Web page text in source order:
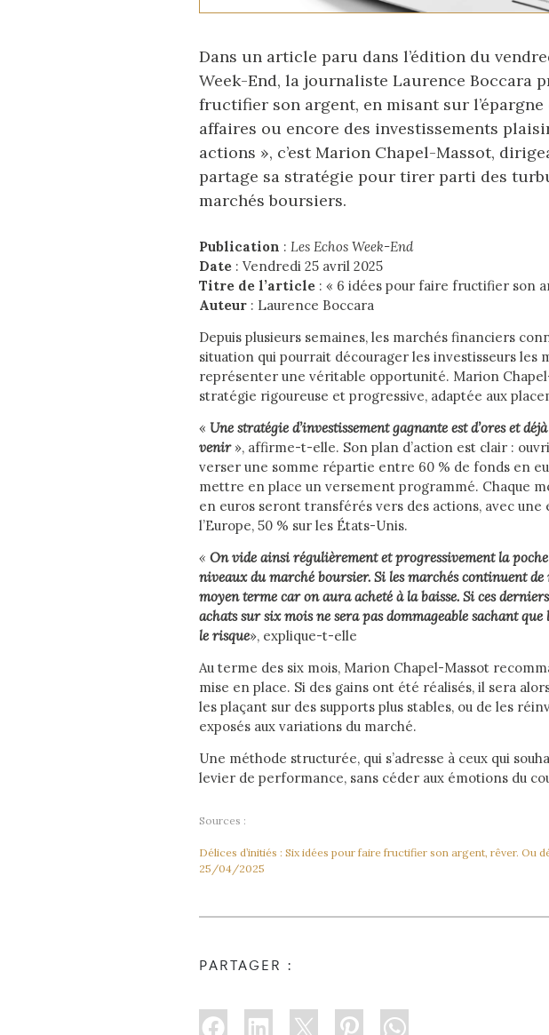
Dans un article paru dans l’édition du
Week-End, la journaliste Laurence Boccara
fructifier son argent, en misant sur
affaires ou encore des investissements
actions », c’est Marion Chapel-Massot,
partage sa stratégie pour tirer parti des
marchés boursiers.
Publication : Les Echos Week-End
Date : Vendredi 25 avril 2025
Titre de l’article : « 6 idées pour faire fructifier son
Auteur : Laurence Boccara
Depuis plusieurs semaines, les marchés financiers
situation qui pourrait décourager les investisseurs les
représenter une véritable opportunité. Marion
stratégie rigoureuse et progressive, adaptée aux
« Une stratégie d’investissement gagnante est d’ores et
venir », affirme-t-elle. Son plan d’action est clair :
verser une somme répartie entre 60 % de fonds en
mettre en place un versement programmé. Chaque
en euros seront transférés vers des actions, avec une
l’Europe, 50 % sur les États-Unis.
« On vide ainsi régulièrement et progressivement la
niveaux du marché boursier. Si les marchés continuent
moyen terme car on aura acheté à la baisse. Si ces
achats sur six mois ne sera pas dommageable sachant
le risque», explique-t-elle
Au terme des six mois, Marion Chapel-Massot
mise en place. Si des gains ont été réalisés, il sera
les plaçant sur des supports plus stables, ou de les
exposés aux variations du marché.
Une méthode structurée, qui s’adresse à ceux qui
levier de performance, sans céder aux émotions du
Sources :
Délices d’initiés : Six idées pour faire fructifier son argent, rêver. Ou
25/04/2025
PARTAGER :